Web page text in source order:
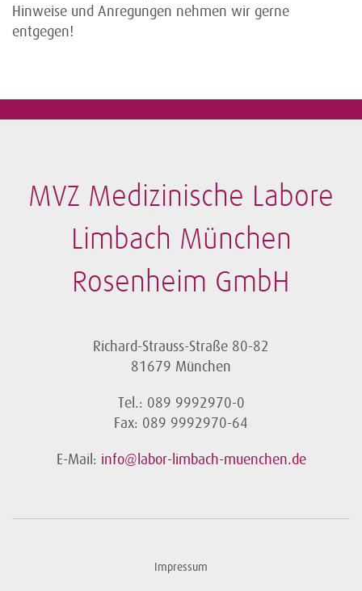
Hinweise und Anregungen nehmen wir gerne
entgegen!
MVZ Medizinische Labore
Limbach München
Rosenheim GmbH
Richard-Strauss-Straße 80-82
81679 München
Tel.: 089 9992970-0
Fax: 089 9992970-64
E-Mail: info@labor-limbach-muenchen.de
Impressum